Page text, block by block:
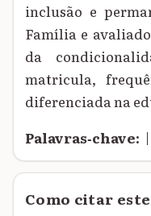
inclusão e
Família e
da
matricula,
diferenciada na
Palavras‑chave: |
Como citar